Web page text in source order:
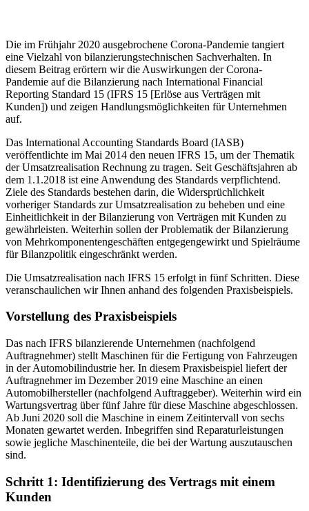
Die im Frühjahr 2020 ausgebrochene Corona-Pandemie tangiert
eine Vielzahl von bilanzierungstechnischen Sachverhalten. In
diesem Beitrag erörtern wir die Auswirkungen der Corona-
Pandemie auf die Bilanzierung nach International Financial
Reporting Standard 15 (IFRS 15 [Erlöse aus Verträgen mit
Kunden]) und zeigen Handlungsmöglichkeiten für Unternehmen
auf.
Das International Accounting Standards Board (IASB)
veröffentlichte im Mai 2014 den neuen IFRS 15, um der Thematik
der Umsatzrealisation Rechnung zu tragen. Seit Geschäftsjahren ab
dem 1.1.2018 ist eine Anwendung des Standards verpflichtend.
Ziele des Standards bestehen darin, die Widersprüchlichkeit
vorheriger Standards zur Umsatzrealisation zu beheben und eine
Einheitlichkeit in der Bilanzierung von Verträgen mit Kunden zu
gewährleisten. Weiterhin sollen der Problematik der Bilanzierung
von Mehrkomponentengeschäften entgegengewirkt und Spielräume
für Bilanzpolitik eingeschränkt werden.
Die Umsatzrealisation nach IFRS 15 erfolgt in fünf Schritten. Diese
veranschaulichen wir Ihnen anhand des folgenden Praxisbeispiels.
Vorstellung des Praxisbeispiels
Das nach IFRS bilanzierende Unternehmen (nachfolgend
Auftragnehmer) stellt Maschinen für die Fertigung von Fahrzeugen
in der Automobilindustrie her. In diesem Praxisbeispiel liefert der
Auftragnehmer im Dezember 2019 eine Maschine an einen
Automobilhersteller (nachfolgend Auftraggeber). Weiterhin wird ein
Wartungsvertrag über fünf Jahre für diese Maschine abgeschlossen.
Ab Juni 2020 soll die Maschine in einem Zeitintervall von sechs
Monaten gewartet werden. Inbegriffen sind Reparaturleistungen
sowie jegliche Maschinenteile, die bei der Wartung auszutauschen
sind.
Schritt 1: Identifizierung des Vertrags mit einem
Kunden